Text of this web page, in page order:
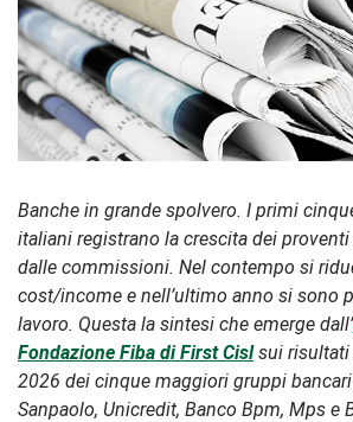
Banche in grande spolvero. I primi
italiani registrano la crescita dei
dalle commissioni. Nel contempo si
cost/income e nell’ultimo anno si sono
lavoro. Questa la sintesi che emerge dall’
Fondazione Fiba di First Cislsui risultati
2026 dei cinque maggiori gruppi
Sanpaolo, Unicredit, Banco Bpm, Mps e